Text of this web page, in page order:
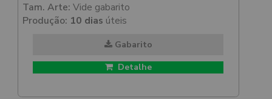
Tam. Arte: Vide gabarito
Produção: 10 dias úteis
Gabarito
Detalhe